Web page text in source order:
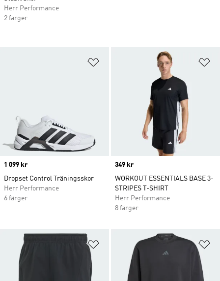
Lägg till på önskelistan
Price
1 099 kr
Dropset Control Träningsskor
Herr Performance
6 färger
Price
349 kr
WORKOUT ESSENTIALS BASE 3-
STRIPES T-SHIRT
Herr Performance
8 färger
Lägg till på önskelistan
Herr Performance
2 färger